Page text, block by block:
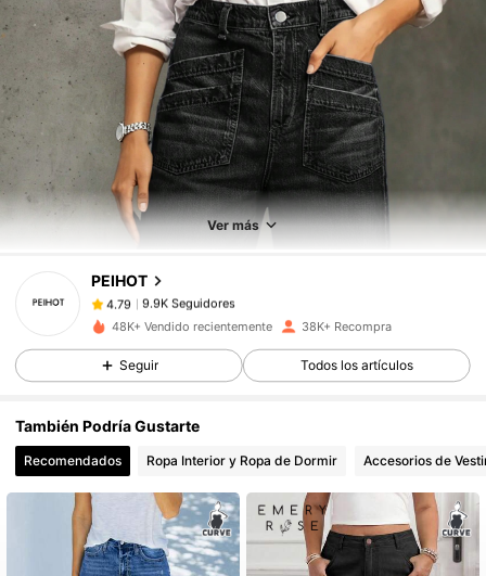
Ver más
PEIHOT
4.79 9.9K Seguidores
4.79 9.9K Seguidores
4.79 9.9K Seguidores
9.9K Seguidores
4.79
9.9K Seguidores
48K+ Vendido recientemente 38K+ Recompra
Seguir Todos los artículos
También Podría Gustarte
Recomendados Ropa Interior y Ropa de Dormir Accesorios de